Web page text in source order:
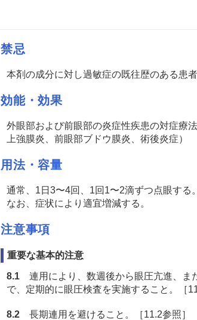
禁忌
本剤の成分に対し過敏症の既往歴のある患者
効能・効果
外眼部および前眼部の炎症性疾患の対症療
上強膜炎、前眼部ブドウ膜炎、術後炎症）
用法・容量
通常、1日3〜4回、1回1〜2滴ずつ点眼する。
なお、症状により適宜増減する。
注意事項
重要な基本的注意
8.1連用により、数週後から眼圧亢進、ま
で、定期的に眼圧検査を実施すること。［
8.2長期連用を避けること。［11.2参照］